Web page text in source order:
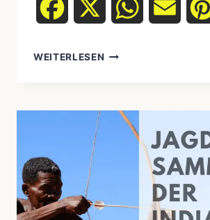
Facebook WhatsAppEmail
WEITERLESEN VERSCHIEDENE
EINE
REISE
DURCH
VIELFALT
SÜDAMERIKAS